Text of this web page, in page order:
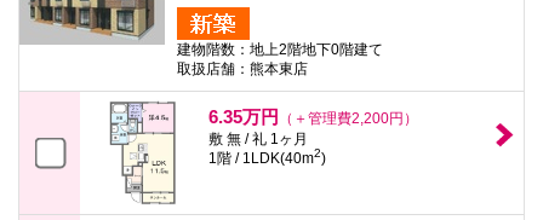
建物階数：地上2階地下0階建て
取扱店舗：熊本東店
6.35万円
（＋管理費2,200円）
敷 無 / 礼 1ヶ月
1階 / 1LDK(40m2)